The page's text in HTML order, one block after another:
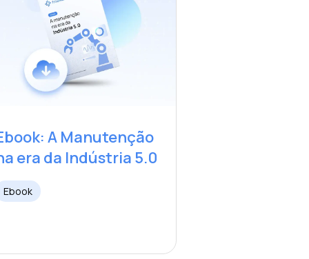
A Manutenção
era da Indústria 5.0
Ebook